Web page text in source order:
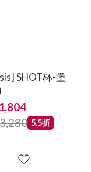
SHOT杯-堡
5.5折